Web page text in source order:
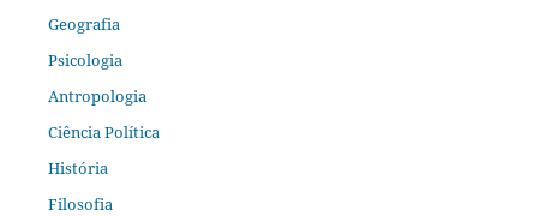
Geografia
Psicologia
Antropologia
Ciência Política
História
Filosofia